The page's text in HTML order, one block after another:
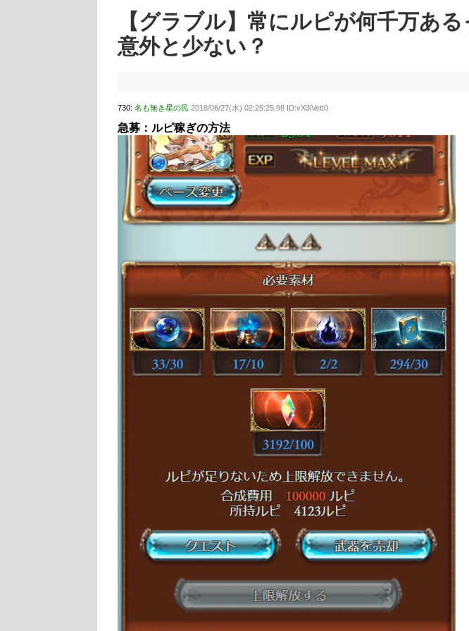
【グラブル】常にルピが何千万あ
意外と少ない？
730: 名も無き星の民 2018/06/27(水) 02:25:25.98 ID:vX3iVett0
急募：ルピ稼ぎの方法